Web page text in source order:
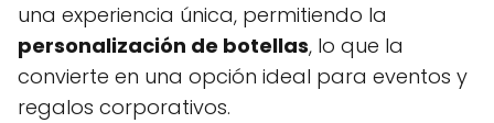
una experiencia única, permitiendo la
personalización de botellas, lo que la
convierte en una opción ideal para eventos y
regalos corporativos.